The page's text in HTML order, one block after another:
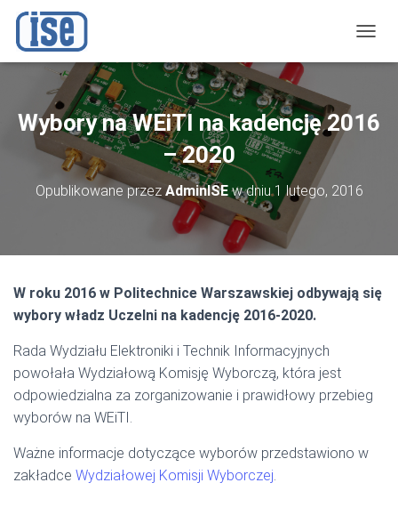
R
Ą
J
Wybory na WEiTI na kadencję 2016
– 2020
Opublikowane przez AdminISEw dniu1 lutego, 2016
W roku 2016 w Politechnice Warszawskiej odbywają się
wybory władz Uczelni na kadencję 2016-2020.
Rada Wydziału Elektroniki i Technik Informacyjnych
powołała Wydziałową Komisję Wyborczą, która jest
odpowiedzialna za zorganizowanie i prawidłowy przebieg
wyborów na WEiTI.
Ważne informacje dotyczące wyborów przedstawiono w
zakładce Wydziałowej Komisji Wyborczej.